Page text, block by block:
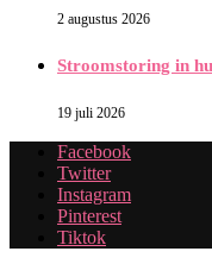
2 augustus 2026
Stroomstoring in
19 juli 2026
Facebook
Twitter
Instagram
Pinterest
Tiktok